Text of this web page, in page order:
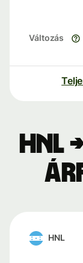
Változás
HNL
HNL